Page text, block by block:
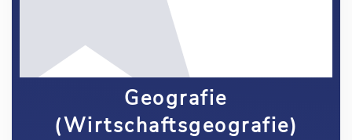
Geografie
(Wirtschaftsgeografie)